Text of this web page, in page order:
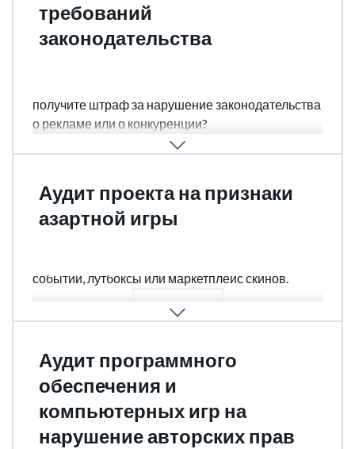
требований
законодательства
получите штраф за нарушение законодательства
о рекламе или о конкуренции?
ПОДРОБНЕЕ
Аудит проекта на признаки
азартной игры
событий, лутбоксы или маркетплейс скинов.
ПОДРОБНЕЕ
Аудит программного
обеспечения и
компьютерных игр на
нарушение авторских прав